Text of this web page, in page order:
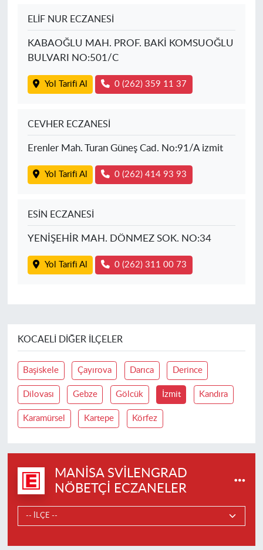
ELİF NUR ECZANESİ
KABAOĞLU MAH. PROF. BAKİ KOMSUOĞLU
BULVARI NO:501/C
Yol Tarifi Al 0 (262) 359 11 37
CEVHER ECZANESİ
Erenler Mah. Turan Güneş Cad. No:91/A izmit
Yol Tarifi Al 0 (262) 414 93 93
ESİN ECZANESİ
YENİŞEHİR MAH. DÖNMEZ SOK. NO:34
Yol Tarifi Al 0 (262) 311 00 73
KOCAELI DIĞER İLÇELER
Başiskele Çayırova Darıca Derince
Dilovası Gebze Gölcük İzmit Kandıra
Karamürsel Kartepe Körfez
MANISA SVILENGRAD
NÖBETÇI ECZANELER